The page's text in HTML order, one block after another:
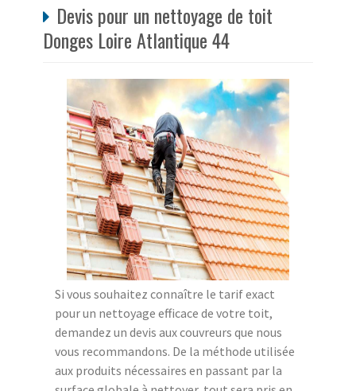
Devis pour un nettoyage de toit
Donges Loire Atlantique 44
Si vous souhaitez connaître le tarif exact
pour un nettoyage efficace de votre toit,
demandez un devis aux couvreurs que nous
vous recommandons. De la méthode utilisée
aux produits nécessaires en passant par la